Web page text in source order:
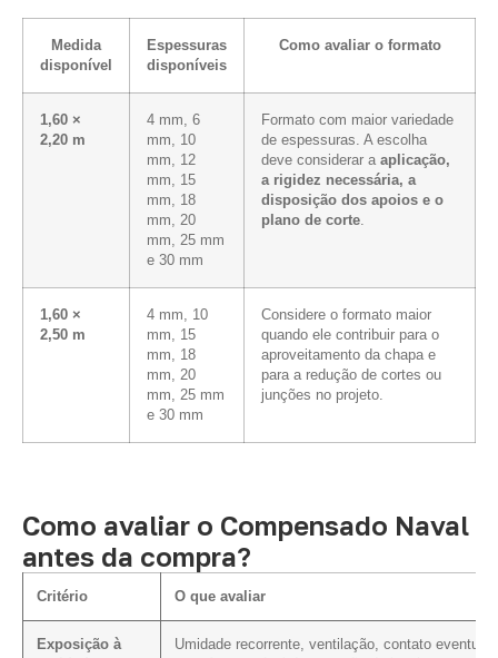
Medida
disponível
Espessuras
disponíveis
Como avaliar o formato
1,60 ×
2,20 m
4 mm, 6
mm, 10
mm, 12
mm, 15
mm, 18
mm, 20
mm, 25 mm
e 30 mm
Formato com maior variedade
de espessuras. A escolha
deve considerar a aplicação,
a rigidez necessária, a
disposição dos apoios e o
plano de corte.
1,60 ×
2,50 m
4 mm, 10
mm, 15
mm, 18
mm, 20
mm, 25 mm
e 30 mm
Considere o formato maior
quando ele contribuir para o
aproveitamento da chapa e
para a redução de cortes ou
junções no projeto.
Como avaliar o Compensado Naval
antes da compra?
Critério O que avaliar
Exposição à
Umidade recorrente, ventilação, contato eventual